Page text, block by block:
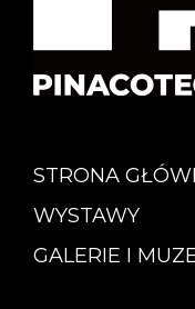
STRONA
WYSTAWY
GALERIE I